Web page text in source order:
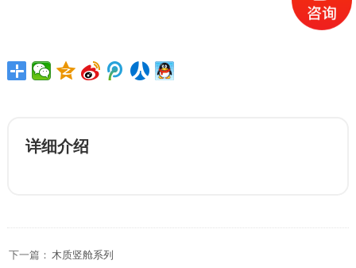
详细介绍
下一篇： 木质竖舱系列